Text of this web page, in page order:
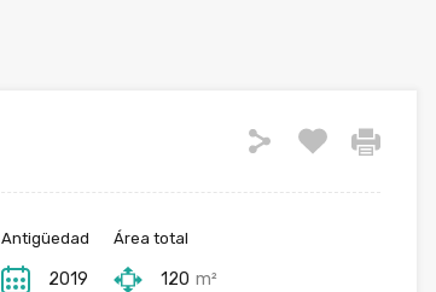
Antigüedad
2019
Área total
120 m²